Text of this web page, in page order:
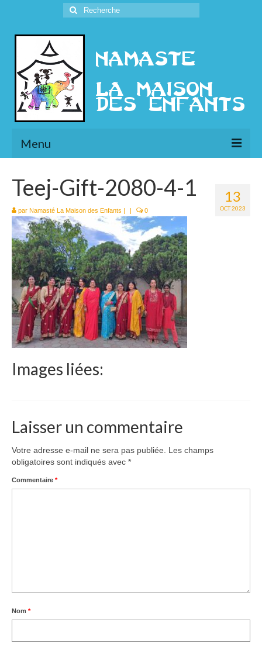
Rechercher
:
Menu
Présentation
l’Ethique
Historique
Le Népal
Documents
Parrainages
Missions 2023
Actualités
13
OCT 2023
Teej-Gift-2080-4-1
par Namasté La Maison des Enfants | | 0
Images liées:
Laisser un commentaire
Votre adresse e-mail ne sera pas publiée.
Les champs
obligatoires sont indiqués avec *
Commentaire *
Nom *